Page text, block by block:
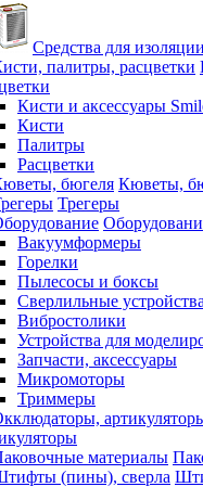
Средства для изоляции
Кисти и аксессуары
Кисти
Палитры
Расцветки
Кюветы,
Трегеры
Вакуумформеры
Горелки
Пылесосы и боксы
Сверлильные устройства
Вибростолики
Устройства для
Запчасти, аксессуары
Микромоторы
Триммеры